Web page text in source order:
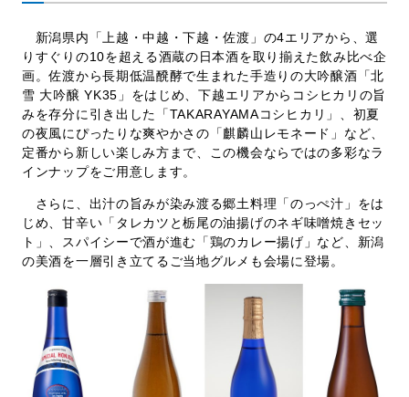
新潟県内「上越・中越・下越・佐渡」の4エリアから、選
りすぐりの10を超える酒蔵の日本酒を取り揃えた飲み比べ企
画。佐渡から長期低温醗酵で生まれた手造りの大吟醸酒「北
雪 大吟醸 YK35」をはじめ、下越エリアからコシヒカリの旨
みを存分に引き出した「TAKARAYAMAコシヒカリ」、初夏
の夜風にぴったりな爽やかさの「麒麟山レモネード」など、
定番から新しい楽しみ方まで、この機会ならではの多彩なラ
インナップをご用意します。
さらに、出汁の旨みが染み渡る郷土料理「のっぺ汁」をは
じめ、甘辛い「タレカツと栃尾の油揚げのネギ味噌焼きセッ
ト」、スパイシーで酒が進む「鶏のカレー揚げ」など、新潟
の美酒を一層引き立てるご当地グルメも会場に登場。